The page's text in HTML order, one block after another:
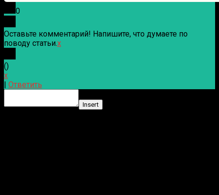
0
Оставьте комментарий! Напишите, что думаете по
поводу статьи.x
()
x
Ответить
Insert